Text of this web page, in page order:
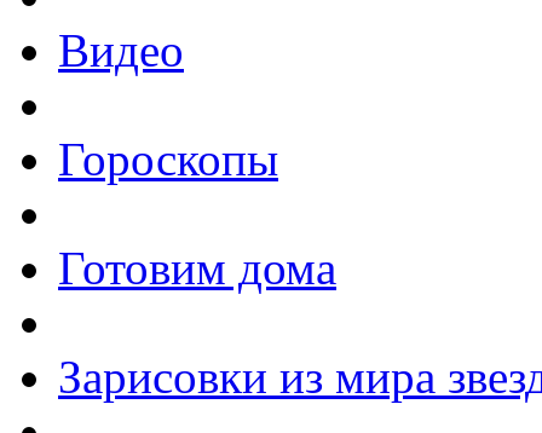
Видео
Гороскопы
Готовим дома
Зарисовки из мира